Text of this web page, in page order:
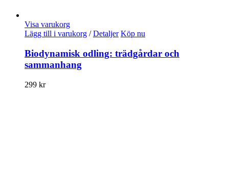
Visa varukorg
Lägg till i varukorg / Detaljer Köp nu
Biodynamisk odling: trädgårdar och
sammanhang
299 kr